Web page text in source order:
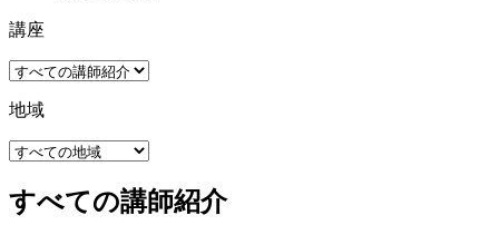
講座
地域
すべての講師紹介